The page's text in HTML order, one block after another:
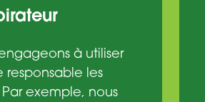
à utiliser
responsable les
Par exemple, nous